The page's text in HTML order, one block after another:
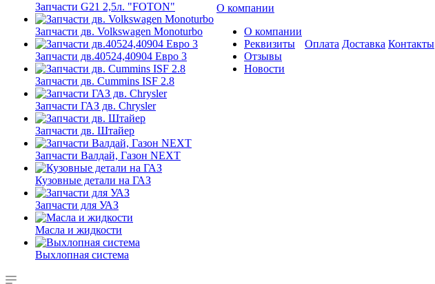
Запчасти G21 2,5л. "FOTON"
Запчасти дв. Volkswagen Monoturbo
Запчасти дв.40524,40904 Евро 3
Запчасти дв. Cummins ISF 2.8
Запчасти ГАЗ дв. Chrysler
Запчасти дв. Штайер
Запчасти Валдай, Газон NEXT
Кузовные детали на ГАЗ
Запчасти для УАЗ
Масла и жидкости
Выхлопная система
О компании
О компании
Реквизиты
Отзывы
Новости
Оплата Доставка Контакты